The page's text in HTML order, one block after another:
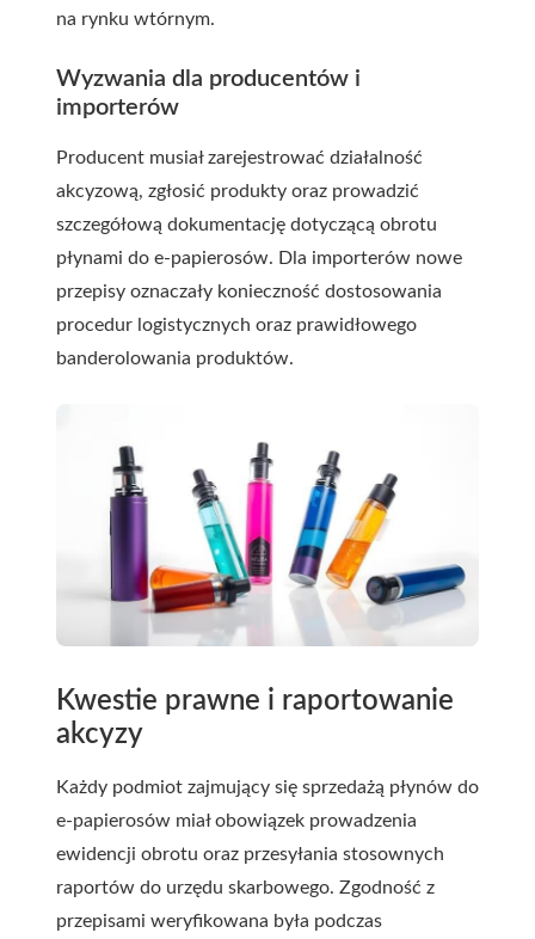
na rynku wtórnym.
Wyzwania dla producentów i
importerów
Producent musiał zarejestrować działalność
akcyzową, zgłosić produkty oraz prowadzić
szczegółową dokumentację dotyczącą obrotu
płynami do e-papierosów. Dla importerów nowe
przepisy oznaczały konieczność dostosowania
procedur logistycznych oraz prawidłowego
banderolowania produktów.
Kwestie prawne i raportowanie
akcyzy
Każdy podmiot zajmujący się sprzedażą płynów do
e-papierosów miał obowiązek prowadzenia
ewidencji obrotu oraz przesyłania stosownych
raportów do urzędu skarbowego. Zgodność z
przepisami weryfikowana była podczas